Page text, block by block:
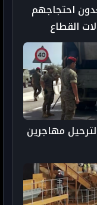
احتجاجهم
القطاع
مهاجرين